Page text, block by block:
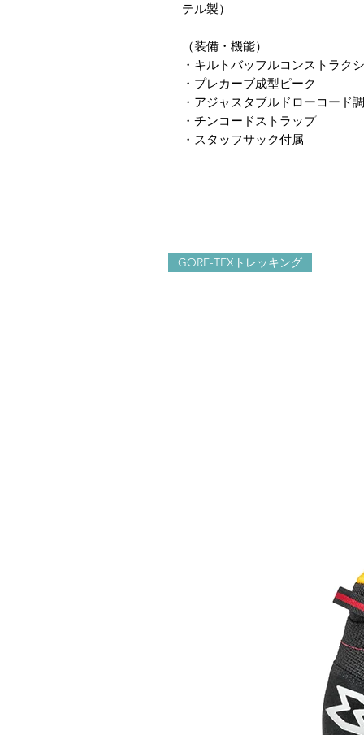
テル製）
（装備・機能）
・キルトバッフルコンストラク
・プレカーブ成型ピーク
・アジャスタブルドローコード
・チンコードストラップ
・スタッフサック付属
GORE-TEXトレッキング